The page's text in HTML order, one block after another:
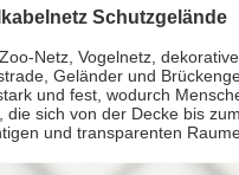
Schutzgelände
Netz, Vogelnetz,
Geländer und
und fest, wodurch
sich von der Decke bis
und transparenten